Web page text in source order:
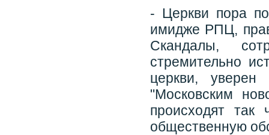
- Церкви пора
имидже РПЦ,
Скандалы,
стремительно
церкви,
"Московским
происходят так
общественную